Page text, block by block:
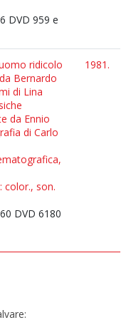
DVD 959 e
ridicolo
Bernardo
di Lina
da Ennio
di Carlo
color., son.
DVD 6180
1981.